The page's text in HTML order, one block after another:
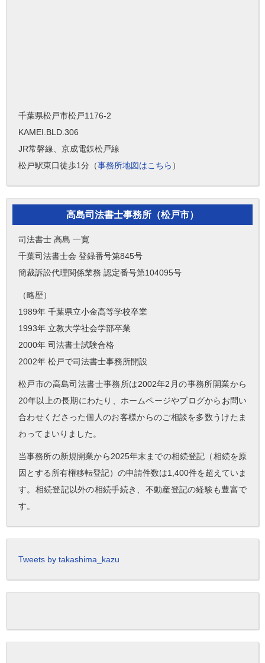
千葉県松戸市松戸1176-2
KAMEI.BLD.306
JR常磐線、京成電鉄松戸線
松戸駅東口徒歩1分（事務所地図はこちら ）
高島司法書士事務所（松戸市）
司法書士 高島 一寛
千葉司法書士会 登録番号第845号
簡裁訴訟代理関係業務 認定番号第104095号
（略歴）
1989年 千葉県立小金高等学校卒業
1993年 立教大学社会学部卒業
2000年 司法書士試験合格
2002年 松戸で司法書士事務所開設
松戸市の高島司法書士事務所は2002年2月の事務所開業から
20年以上の長期にわたり、ホームページやブログからお問い
合わせくださった個人のお客様からのご相談を多数うけたま
わってまいりました。
当事務所の新規開業から2025年末までの相続登記（相続を原
因とする所有権移転登記）の申請件数は1,400件を超えていま
す。相続登記以外の相続手続き、不動産登記の経験も豊富で
す。
Tweets by takashima_kazu